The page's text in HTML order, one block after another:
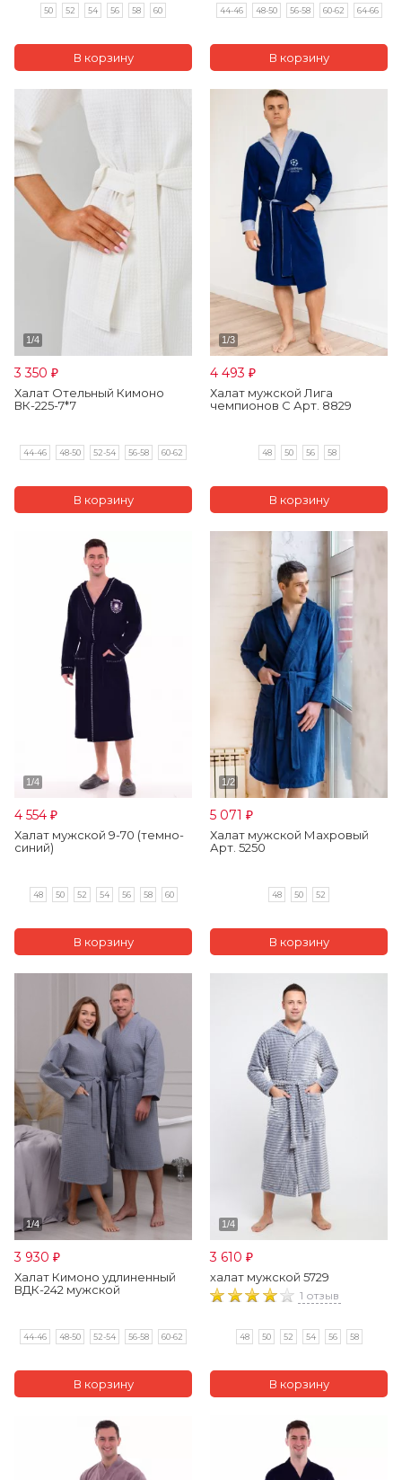
50 52 54 56 58 60 44-46 48-50 56-58 60-62 64-66
3 350 ₽
Халат Отельный Кимоно
ВК-225-7*7
44-46 48-50 52-54 56-58 60-62
4 493 ₽
Халат мужской Лига
чемпионов С Арт. 8829
48 50 56 58
4 554 ₽
Халат мужской 9-70 (темно-
синий)
48 50 52 54 56 58 60
5 071 ₽
Халат мужской Махровый
Арт. 5250
48 50 52
3 930 ₽
Халат Кимоно удлиненный
ВДК-242 мужской
44-46 48-50 52-54 56-58 60-62
3 610 ₽
халат мужской 5729
1 отзыв
48 50 52 54 56 58